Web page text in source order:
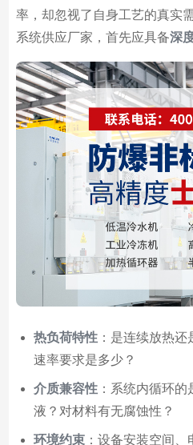
率，却忽视了自身工艺的真实
系统供应厂家，首先应具备深
热负荷特性：是连续放热还
速率要求是多少？
介质兼容性：系统内循环的
液？对材料有无腐蚀性？
环境约束：设备安装空间、